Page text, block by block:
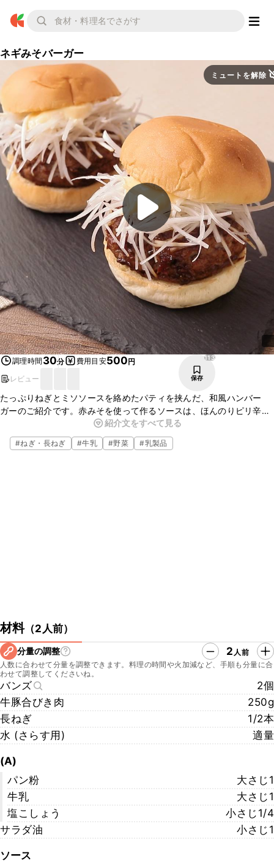
ネギみそバーガー
ミュートを解除
調理時間 30分 費用目安500円
レビュー
113
保存
たっぷりねぎとミソソースを絡めたパティを挟んだ、和風ハンバー
ガーのご紹介です。赤みそを使って作るソースは、ほんのりピリ辛味
な食欲をそそる味に仕上げています。お好みで目玉焼きを加えても美
味しいですよ。ぜひ、お試しください。
紹介文をすべて見る
#ねぎ・長ねぎ #牛乳 #野菜 #乳製品
材料（2人前）
分量の調整 2 人前
人数に合わせて分量を調整できます。料理の時間や火加減など、手順も分量に合
わせて調整してくださいね。
バンズ
2個
牛豚合びき肉
250g
長ねぎ
1/2本
水 (さらす用)
適量
(A)
パン粉
大さじ1
牛乳
大さじ1
塩こしょう
小さじ1/4
サラダ油
小さじ1
ソース